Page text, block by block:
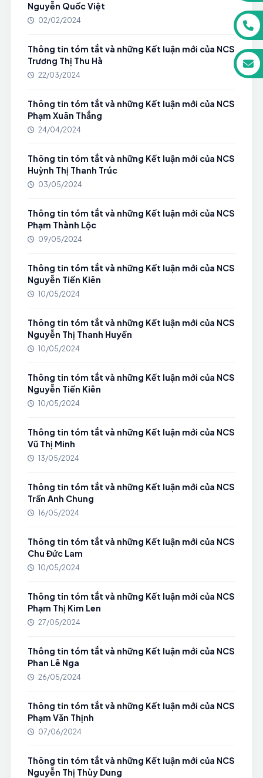
Nguyễn Quốc Việt
02/02/2024
Thông tin tóm tắt và những Kết luận mới của NCS
Trương Thị Thu Hà
22/03/2024
Thông tin tóm tắt và những Kết luận mới của NCS
Phạm Xuân Thắng
24/04/2024
Thông tin tóm tắt và những Kết luận mới của NCS
Huỳnh Thị Thanh Trúc
03/05/2024
Thông tin tóm tắt và những Kết luận mới của NCS
Phạm Thành Lộc
09/05/2024
Thông tin tóm tắt và những Kết luận mới của NCS
Nguyễn Tiến Kiên
10/05/2024
Thông tin tóm tắt và những Kết luận mới của NCS
Nguyễn Thị Thanh Huyền
10/05/2024
Thông tin tóm tắt và những Kết luận mới của NCS
Nguyễn Tiến Kiên
10/05/2024
Thông tin tóm tắt và những Kết luận mới của NCS
Vũ Thị Minh
13/05/2024
Thông tin tóm tắt và những Kết luận mới của NCS
Trần Anh Chung
16/05/2024
Thông tin tóm tắt và những Kết luận mới của NCS
Chu Đức Lam
10/05/2024
Thông tin tóm tắt và những Kết luận mới của NCS
Phạm Thị Kim Len
27/05/2024
Thông tin tóm tắt và những Kết luận mới của NCS
Phan Lê Nga
26/05/2024
Thông tin tóm tắt và những Kết luận mới của NCS
Phạm Văn Thịnh
07/06/2024
Thông tin tóm tắt và những Kết luận mới của NCS
Nguyễn Thị Thùy Dung